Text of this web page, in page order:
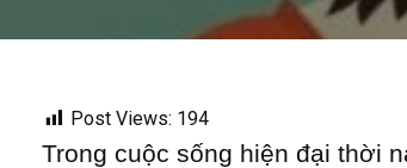
Post Views: 194
Trong cuộc sống hiện đại thời